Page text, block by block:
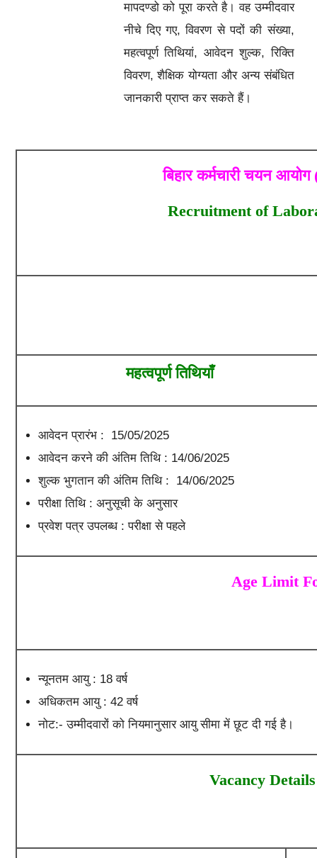
मापदण्डो को पूरा करते है। वह उम्मीदवार
नीचे दिए गए, विवरण से पदों की संख्या,
महत्वपूर्ण तिथियां, आवेदन शुल्क, रिक्ति
विवरण, शैक्षिक योग्यता और अन्य संबंधित
जानकारी प्राप्त कर सकते हैं।
बिहार कर्मचारी चयन
Recruitment of
महत्वपूर्ण तिथियाँ
आवेदन प्रारंभ : 15/05/2025
आवेदन करने की अंतिम तिथि : 14/06/2025
शुल्क भुगतान की अंतिम तिथि : 14/06/2025
परीक्षा तिथि : अनुसूची के अनुसार
प्रवेश पत्र उपलब्ध : परीक्षा से पहले
Age Limit
न्यूनतम आयु : 18 वर्ष
अधिकतम आयु : 42 वर्ष
नोट:- उम्मीदवारों को नियमानुसार आयु सीमा में छूट दी गई है।
Vacancy